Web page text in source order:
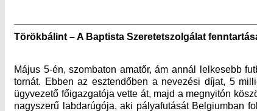
Törökbálint – A Baptista Szeretetszolgálat
Május 5-én, szombaton amatőr, ám annál lelkesebb
tornát. Ebben az esztendőben a nevezési díjat, 5
ügyvezető főigazgatója vette át, majd a megnyitón
nagyszerű labdarúgója, aki pályafutását Belgiumban